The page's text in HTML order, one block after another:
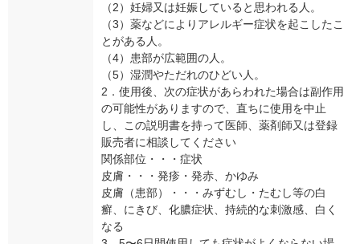
（2）妊婦又は妊娠していると思われる人。
（3）薬などによりアレルギー症状を起こしたこ
とがある人。
（4）患部が広範囲の人。
（5）湿潤やただれのひどい人。
2．使用後、次の症状があらわれた場合は副作用
の可能性がありますので、直ちに使用を中止
し、この説明書を持って医師、薬剤師又は登録
販売者に相談してください
関係部位・・・症状
皮膚・・・発疹・発赤、かゆみ
皮膚（患部）・・・みずむし・たむし等の白
癬、にきび、化膿症状、持続的な刺激感、白く
なる